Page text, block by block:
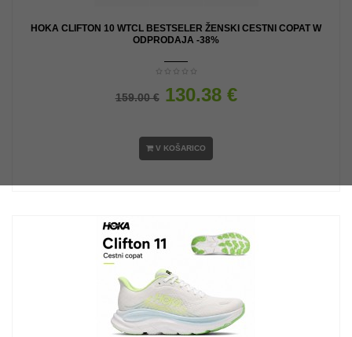
HOKA CLIFTON 10 WTCL BESTSELER ŽENSKI CESTNI COPAT W
ODPRODAJA -38%
159.00 € 130.38 €
V KOŠARICO